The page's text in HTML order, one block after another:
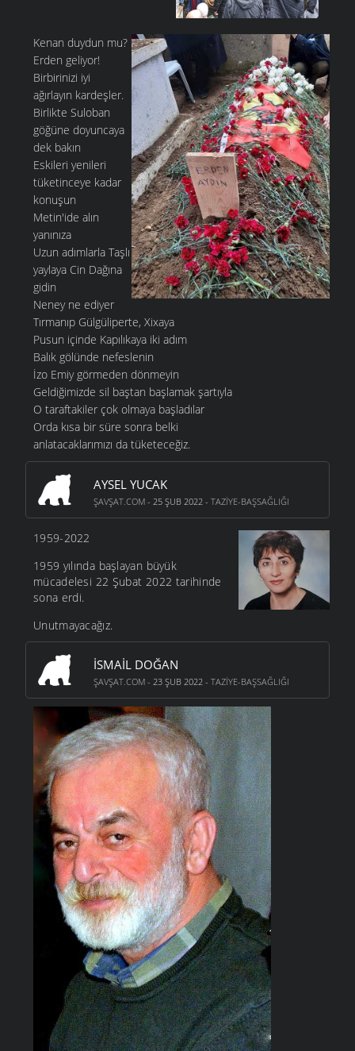
Kenan duydun mu?
Erden geliyor!
Birbirinizi iyi
ağırlayın kardeşler.
Birlikte Suloban
göğüne doyuncaya
dek bakın
Eskileri yenileri
tüketinceye kadar
konuşun
Metin'ide alın
yanınıza
Uzun adımlarla Taşlı
yaylaya Cin Dağına
gidin
Neney ne ediyer
Tırmanıp Gülgüliperte, Xixaya
Pusun içinde Kapılıkaya iki adım
Balık gölünde nefeslenin
İzo Emiy görmeden dönmeyin
Geldiğimizde sil baştan başlamak şartıyla
O taraftakiler çok olmaya başladılar
Orda kısa bir süre sonra belki
anlatacaklarımızı da tüketeceğiz.
AYSEL YUCAK
ŞAVŞAT.COM - 25 ŞUB 2022 - TAZIYE-BAŞSAĞLIĞI
1959-2022
1959 yılında başlayan büyük
mücadelesi 22 Şubat 2022 tarihinde
sona erdi.
Unutmayacağız.
İSMAIL DOĞAN
ŞAVŞAT.COM - 23 ŞUB 2022 - TAZIYE-BAŞSAĞLIĞI